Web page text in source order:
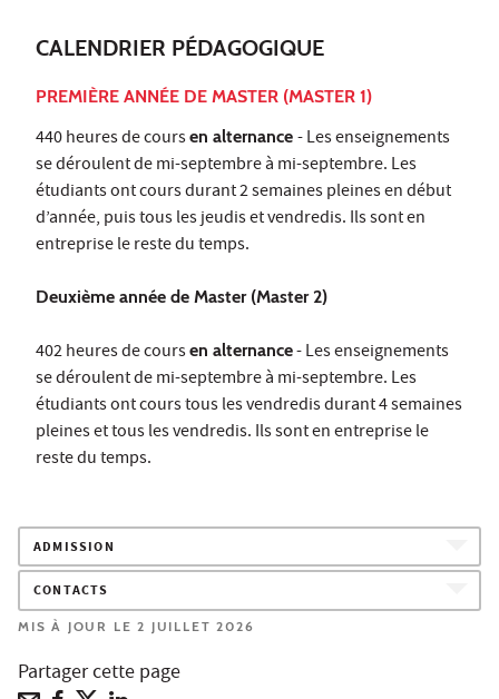
CALENDRIER PÉDAGOGIQUE
PREMIÈRE ANNÉE DE MASTER (MASTER 1)
440 heures de coursen alternance - Les enseignements
se déroulent de mi-septembre à mi-septembre. Les
étudiants ont cours durant 2 semaines pleines en début
d’année, puis tous les jeudis et vendredis. Ils sont en
entreprise le reste du temps.
Deuxième année de Master (Master 2)
402 heures de coursen alternance- Les enseignements
se déroulent de mi-septembre à mi-septembre. Les
étudiants ont cours tous les vendredis durant 4 semaines
pleines et tous les vendredis. Ils sont en entreprise le
reste du temps.
ADMISSION
CONTACTS
MIS À JOUR LE 2 JUILLET 2026
Partager cette page